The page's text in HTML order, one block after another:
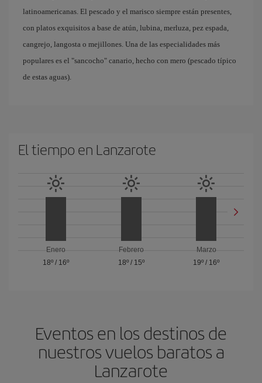
latinoamericanas. El pescado y el marisco siempre están presentes,
con platos exquisitos a base de atún, lubina, merluza, pez espada,
cangrejo, langosta o mejillones. Una de las especialidades más
populares es el "sancocho" canario, hecho con mero (pescado típico
de estas aguas).
El tiempo en Lanzarote
Enero
18º/ 16º
Febrero
18º/ 15º
Marzo
19º / 16º
Eventos en los destinos de
nuestros vuelos baratos a
Lanzarote